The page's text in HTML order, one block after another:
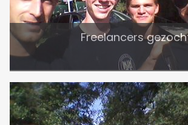
Freelancers